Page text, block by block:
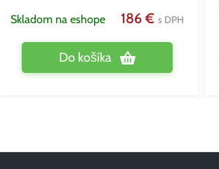
Skladom na eshope 186 €s DPH
Do košíka